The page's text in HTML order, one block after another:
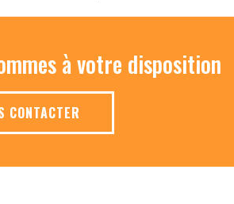
à votre disposition
CONTACTER